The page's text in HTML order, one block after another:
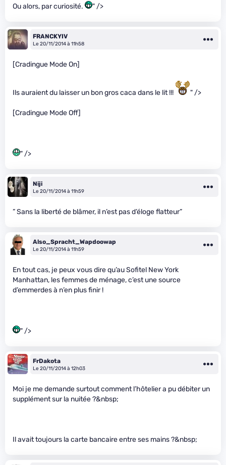
Ou alors, par curiosité. " />
FRANCKYIV
Le 20/11/2014 à 11h58
[Cradingue Mode On]
Ils auraient du laisser un bon gros caca dans le lit !!! " />
[Cradingue Mode Off]
" />
Niji
Le 20/11/2014 à 11h59
” Sans la liberté de blâmer, il n’est pas d’éloge flatteur”
Also_Spracht_Wapdoowap
Le 20/11/2014 à 11h59
En tout cas, je peux vous dire qu’au Sofitel New York
Manhattan, les femmes de ménage, c’est une source
d’emmerdes à n’en plus finir !
" />
FrDakota
Le 20/11/2014 à 12h03
Moi je me demande surtout comment l’hôtelier a pu débiter un
supplément sur la nuitée ?&nbsp;
Il avait toujours la carte bancaire entre ses mains ?&nbsp;